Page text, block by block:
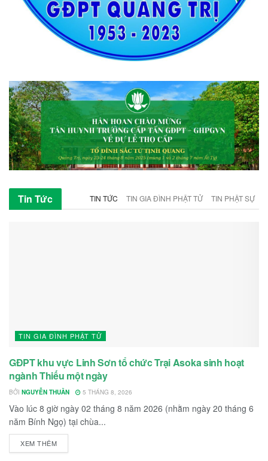
Tin Tức TIN TỨC TIN GIA ĐÌNH PHẬT TỬ TIN PHẬT SỰ
TIN GIA ĐÌNH PHẬT TỬ
GĐPT khu vực Linh Sơn tổ chức Trại Asoka sinh hoạt
ngành Thiếu một ngày
BỞI NGUYỄN THUẦN 5 THÁNG 8, 2026
Vào lúc 8 giờ ngày 02 tháng 8 năm 2026 (nhằm ngày 20 tháng 6
năm Bính Ngọ) tại chùa...
XEM THÊMDETAILS